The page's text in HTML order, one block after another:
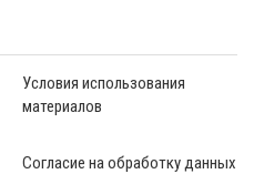
Условия использования
материалов
Согласие на обработку данных